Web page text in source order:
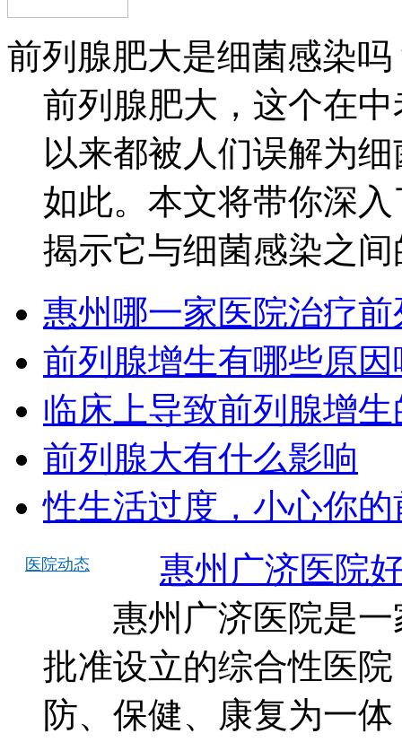
前列腺肥大是细菌感染吗
前列腺肥大，这个在
以来都被人们误解为
如此。本文将带你深
揭示它与细菌感染之
惠州哪一家医院治疗
前列腺增生有哪些原因
临床上导致前列腺增
前列腺大有什么影响
性生活过度，小心你
医院动态
惠州广济医院
惠州广济医院是一
批准设立的综合性医
防、保健、康复为一